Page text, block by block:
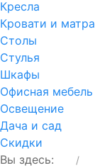
Кресла
Кровати и
Столы
Стулья
Шкафы
Офисная мебель
Освещение
Дача и сад
Скидки
Вы здесь: